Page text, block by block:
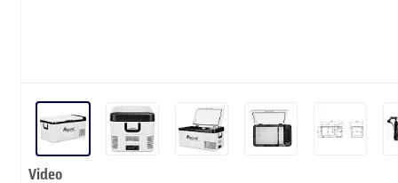
Video